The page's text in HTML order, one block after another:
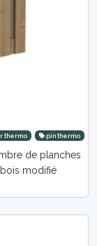
thermo pin thermo
de planches
modifié